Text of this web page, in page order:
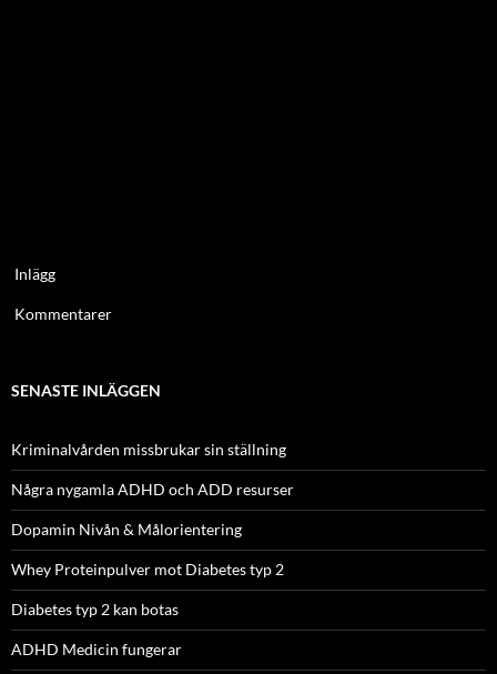
Inlägg
Kommentarer
SENASTE INLÄGGEN
Kriminalvården missbrukar sin ställning
Några nygamla ADHD och ADD resurser
Dopamin Nivån & Målorientering
Whey Proteinpulver mot Diabetes typ 2
Diabetes typ 2 kan botas
ADHD Medicin fungerar